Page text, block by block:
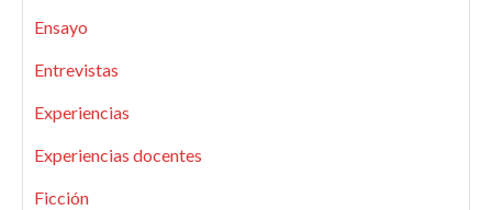
Ensayo
Entrevistas
Experiencias
Experiencias docentes
Ficción